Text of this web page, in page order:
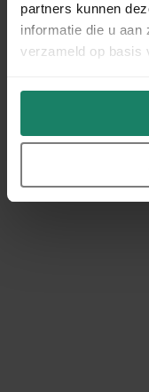
partners kunnen
informatie die u aan
verzameld op basis